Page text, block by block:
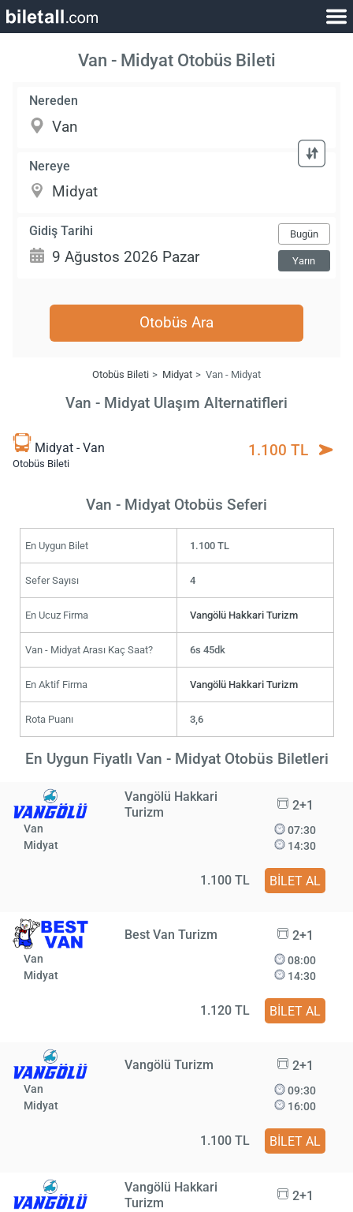
Van - Midyat Otobüs Bileti
Nereden
Nereye
Gidiş Tarihi Bugün
Yarın
Otobüs Ara
Otobüs Bileti Midyat Van - Midyat
Van - Midyat Ulaşım Alternatifleri
Midyat - Van
Otobüs Bileti
1.100 TL
Van - Midyat Otobüs Seferi
En Uygun Bilet 1.100 TL
Sefer Sayısı 4
En Ucuz Firma Vangölü Hakkari Turizm
Van - Midyat Arası Kaç Saat? 6s 45dk
En Aktif Firma Vangölü Hakkari Turizm
Rota Puanı 3,6
En Uygun Fiyatlı Van - Midyat Otobüs Biletleri
Vangölü Hakkari
Turizm
2+1
Van
Midyat
07:30
14:30
1.100 TL BİLET AL
Best Van Turizm 2+1
Van
Midyat
08:00
14:30
1.120 TL BİLET AL
Vangölü Turizm 2+1
Van
Midyat
09:30
16:00
1.100 TL BİLET AL
Vangölü Hakkari
Turizm
2+1